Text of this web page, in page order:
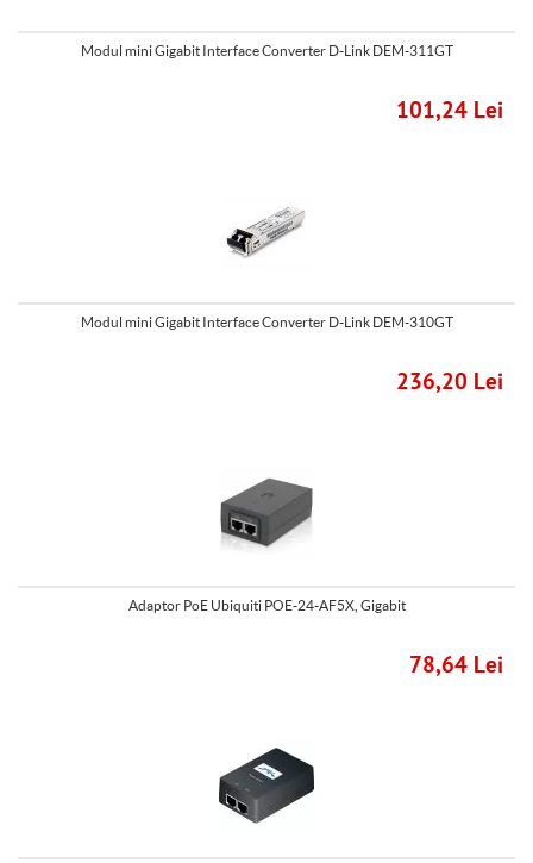
Modul mini Gigabit Interface Converter D-Link DEM-311GT
101,24 Lei
Modul mini Gigabit Interface Converter D-Link DEM-310GT
236,20 Lei
Adaptor PoE Ubiquiti POE-24-AF5X, Gigabit
78,64 Lei